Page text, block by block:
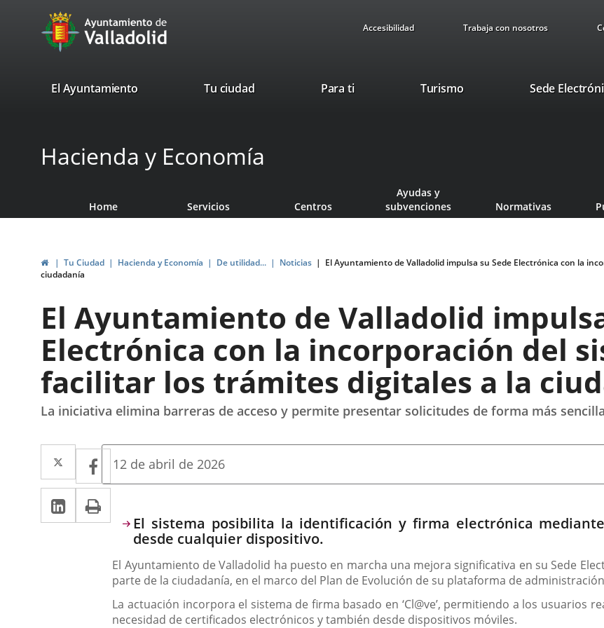
Portal
Web
Ayuntamiento
Valladolid
Accesibilidad Trabaja con nosotros
valladolid.es
El Ayuntamiento Tu ciudad Para ti TurismoThis
window.
Sede
Hacienda y Economía
Home Servicios Centros
Ayudas y
subvenciones
Normativas
HomeTu Ciudad Hacienda y Economía De utilidad... Noticias
El Ayuntamiento de Valladolid impulsa su Sede Electrónica con la
ciudadanía
El Ayuntamiento de Valladolid
Electrónica con la incorporación del
facilitar los trámites digitales a la
La iniciativa elimina barreras de acceso y permite presentar solicitudes de forma más
Twitter
Enlace
a
una
aplicación
Facebook
Enlace
a
una
aplicación
externa.
Linkedin
Enlace
a
aplicación
externa.
Fecha
la
12 de abril de 2026
Descripción
El sistema posibilita la identificación y firma electrónica
desde cualquier dispositivo.
El Ayuntamiento de Valladolid ha puesto en marcha una mejora significativa en su Sede
parte de la ciudadanía, en el marco del Plan de Evolución de su plataforma de
La actuación incorpora el sistema de firma basado en ‘Cl@ve’, permitiendo a los usuarios
necesidad de certificados electrónicos y también desde dispositivos móviles.